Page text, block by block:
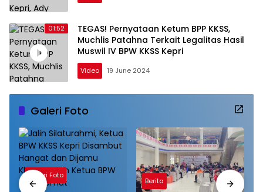
01:52
TEGAS! Pernyataan Ketum BPP KKSS,
Muchlis Patahna Terkait Legalitas Hasil
Muswil IV BPW KKSS Kepri
Video 19 June 2024
Galeri Foto
Galeri Foto
Berita